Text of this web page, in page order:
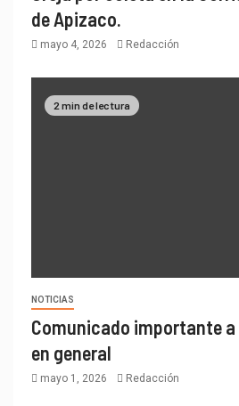
de Apizaco.
mayo 4, 2026 Redacción
2 min de lectura
NOTICIAS
Comunicado importante
en general
mayo 1, 2026 Redacción